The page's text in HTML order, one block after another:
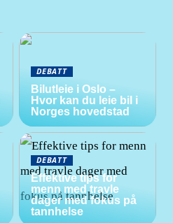
DEBATT
Bilutleie i Oslo –
Hvor kan du leie bil i
Norges hovedstad
DEBATT
Effektive tips for
menn med travle
dager med fokus på
tannhelse